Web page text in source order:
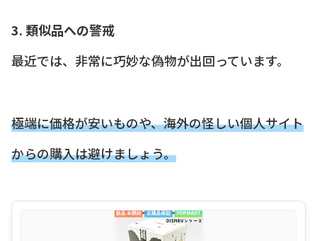
3. 類似品への警戒
最近では、非常に巧妙な偽物が出回っています。
極端に価格が安いものや、海外の怪しい個人サイト
からの購入は避けましょう。